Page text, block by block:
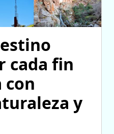
cada fin
con
y